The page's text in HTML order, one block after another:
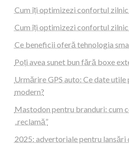
Cum îți optimizezi confortul
Cum îți optimizezi confortul
Ce beneficii oferă tehnologia
Poți avea sunet bun fără boxe
Urmărire GPS auto: Ce date
modern?
Mastodon pentru branduri: cum
„reclamă”
2025: advertoriale pentru lansări